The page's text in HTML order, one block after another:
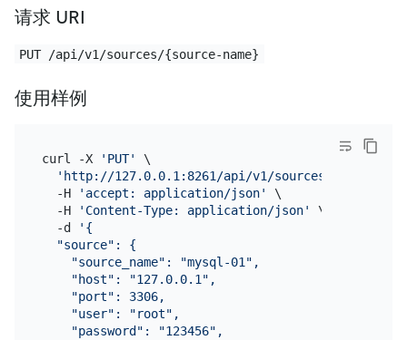
请求 URI
PUT /api/v1/sources/{source-name}
使用样例
curl -X 'PUT'
\
'http://127.0.0.1:8261/api/v1/sources/mysql-01'
  -H
'accept: application/json'
\
  -H
'Content-Type: application/json'
\
  -d
'{
  "source": {
    "source_name": "mysql-01",
    "host": "127.0.0.1",
    "port": 3306,
    "user": "root",
    "password": "123456",